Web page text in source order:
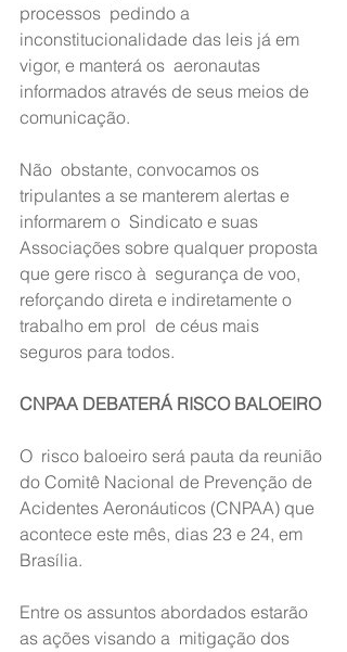
processos  pedindo a
inconstitucionalidade das leis já em
vigor, e manterá os  aeronautas
informados através de seus meios de
comunicação.
Não  obstante, convocamos os
tripulantes a se manterem alertas e
informarem o  Sindicato e suas
Associações sobre qualquer proposta
que gere risco à  segurança de voo,
reforçando direta e indiretamente o
trabalho em prol  de céus mais
seguros para todos.
CNPAA DEBATERÁ RISCO BALOEIRO
O  risco baloeiro será pauta da reunião
do Comitê Nacional de Prevenção de
Acidentes Aeronáuticos (CNPAA) que
acontece este mês, dias 23 e 24, em
Brasília.
Entre os assuntos abordados estarão
as ações visando a  mitigação dos